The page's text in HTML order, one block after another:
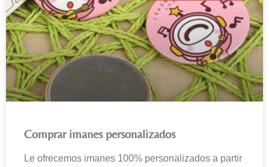
Comprar imanes personalizados
Le ofrecemos imanes 100% personalizados a partir